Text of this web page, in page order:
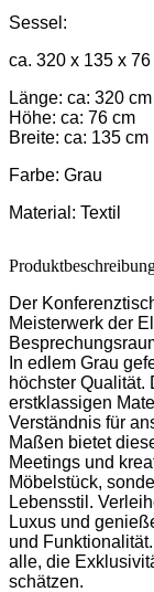
Sessel:
ca. 320 x 135 x 76
Länge: ca: 320 cm
Höhe: ca: 76 cm
Breite: ca: 135 cm
Farbe: Grau
Material: Textil
Der
Meisterwerk der
In edlem Grau
höchster
erstklassigen
Verständnis für
Maßen bietet
Meetings und
Möbelstück,
Lebensstil.
Luxus und
und
alle, die
schätzen.